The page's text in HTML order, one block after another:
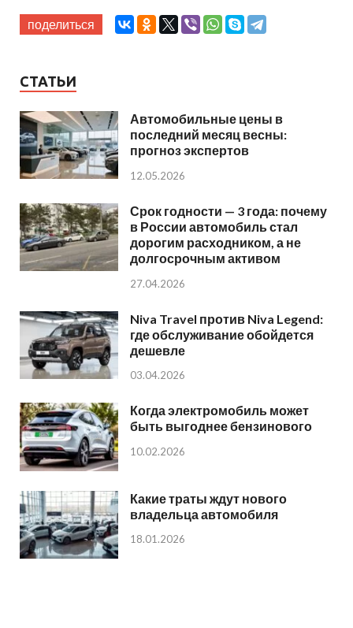
поделиться
СТАТЬИ
Автомобильные цены в
последний месяц весны:
прогноз экспертов
12.05.2026
Срок годности — 3 года: почему
в России автомобиль стал
дорогим расходником, а не
долгосрочным активом
27.04.2026
Niva Travel против Niva Legend:
где обслуживание обойдется
дешевле
03.04.2026
Когда электромобиль может
быть выгоднее бензинового
10.02.2026
Какие траты ждут нового
владельца автомобиля
18.01.2026